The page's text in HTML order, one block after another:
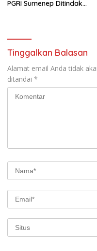
PGRI Sumenep Ditindak
Tinggalkan Balasan
Alamat email Anda tidak
ditandai *